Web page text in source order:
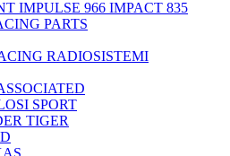
IMPULSE 966 IMPACT 835
PARTS
RADIOSISTEMI
SPORT
TIGER